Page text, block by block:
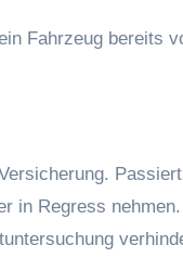
Fahrzeug bereits
in Regress